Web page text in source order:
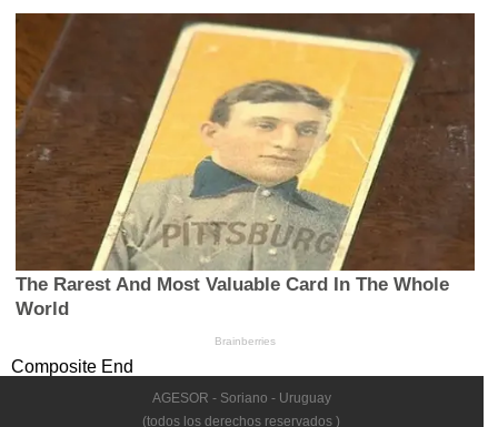
Composite End
AGESOR - Soriano - Uruguay
(todos los derechos reservados )